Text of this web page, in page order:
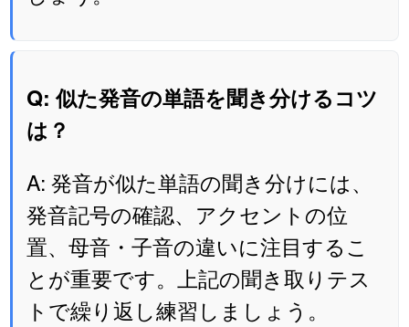
Q: 似た発音の単語を聞き分けるコツ
は？
A: 発音が似た単語の聞き分けには、
発音記号の確認、アクセントの位
置、母音・子音の違いに注目するこ
とが重要です。上記の聞き取りテス
トで繰り返し練習しましょう。